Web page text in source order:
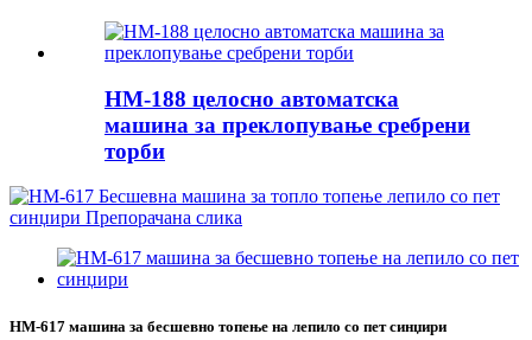
HM-188 целосно автоматска
машина за преклопување сребрени
торби
HM-617 машина за бесшевно топење на лепило со пет синџири